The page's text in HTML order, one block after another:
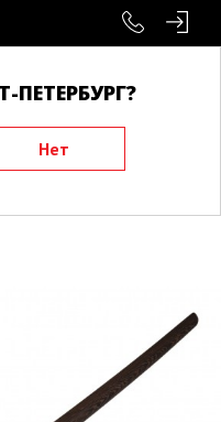
макеты